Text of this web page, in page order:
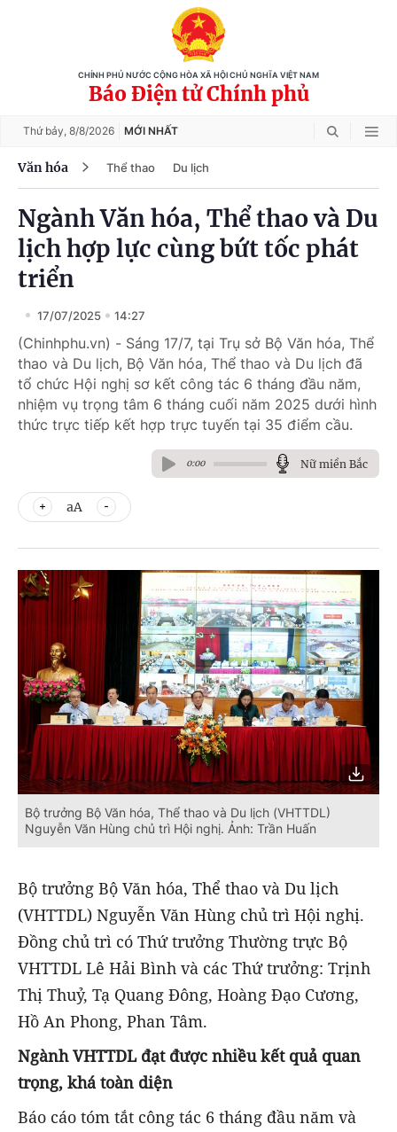
CHÍNH PHỦ NƯỚC CỘNG HÒA XÃ HỘI CHỦ NGHĨA VIỆT NAM
Báo Điện tử Chính phủ
Thứ bảy, 8/8/2026 MỚI NHẤT
Văn hóa Thể thao Du lịch
Ngành Văn hóa, Thể thao và Du
lịch hợp lực cùng bứt tốc phát
triển
17/07/2025 14:27
(Chinhphu.vn) - Sáng 17/7, tại Trụ sở Bộ Văn hóa, Thể
thao và Du lịch, Bộ Văn hóa, Thể thao và Du lịch đã
tổ chức Hội nghị sơ kết công tác 6 tháng đầu năm,
nhiệm vụ trọng tâm 6 tháng cuối năm 2025 dưới hình
thức trực tiếp kết hợp trực tuyến tại 35 điểm cầu.
0:00 Nữ miền Bắc
aA
Bộ trưởng Bộ Văn hóa, Thể thao và Du lịch (VHTTDL)
Nguyễn Văn Hùng chủ trì Hội nghị. Ảnh: Trần Huấn
Bộ trưởng Bộ Văn hóa, Thể thao và Du lịch
(VHTTDL) Nguyễn Văn Hùng chủ trì Hội nghị.
Đồng chủ trì có Thứ trưởng Thường trực Bộ
VHTTDL Lê Hải Bình và các Thứ trưởng: Trịnh
Thị Thuỷ, Tạ Quang Đông, Hoàng Đạo Cương,
Hồ An Phong, Phan Tâm.
Ngành VHTTDL đạt được nhiều kết quả quan
trọng, khá toàn diện
Báo cáo tóm tắt công tác 6 tháng đầu năm và